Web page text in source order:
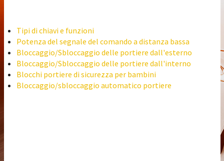
Tipi di chiavi e funzioni
Potenza del segnale del comando a distanza bassa
Bloccaggio/Sbloccaggio delle portiere dall'esterno
Bloccaggio/Sbloccaggio delle portiere dall'interno
Blocchi portiere di sicurezza per bambini
Bloccaggio/sbloccaggio automatico portiere